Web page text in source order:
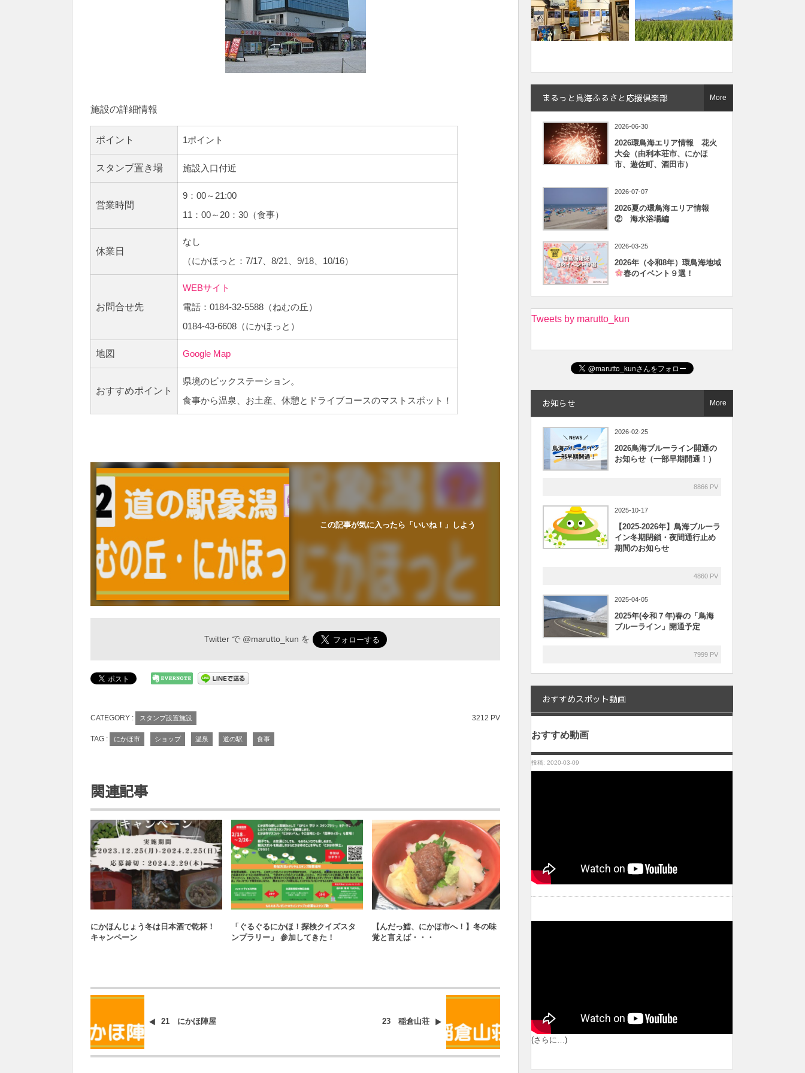
施設の詳細情報
ポイント 1ポイント
スタンプ置き場 施設入口付近
営業時間
9：00～21:00
11：00～20：30（食事）
休業日
なし
（にかほっと：7/17、8/21、9/18、10/16）
お問合せ先
WEBサイト
電話：0184-32-5588（ねむの丘）
0184-43-6608（にかほっと）
地図 Google Map
おすすめポイント
県境のビックステーション。
食事から温泉、お土産、休憩とドライブコースのマストスポット！
この記事が気に入ったら「いいね！」しよう
Twitter で @marutto_kun を
3212 PV
CATEGORY : スタンプ設置施設
TAG : にかほ市 ショップ 温泉 道の駅 食事
関連記事
にかほんじょう冬は日本酒で乾杯！
キャンペーン
「ぐるぐるにかほ！探検クイズスタ
ンプラリー」 参加してきた！
【んだっ鱈、にかほ市へ！】冬の味
覚と言えば・・・
21 にかほ陣屋 23 稲倉山荘
まるっと鳥海ふるさと応援倶楽部
2026-06-30
2026環鳥海エリア情報 花火
大会（由利本荘市、にかほ
市、遊佐町、酒田市）
2026-07-07
2026夏の環鳥海エリア情報
② 海水浴場編
2026-03-25
2026年（令和8年）環鳥海地域
春のイベント９選！
More
Tweets by marutto_kun
お知らせ
2026-02-25
2026鳥海ブルーライン開通の
お知らせ（一部早期開通！）
8866 PV
2025-10-17
【2025-2026年】鳥海ブルーラ
イン冬期閉鎖・夜間通行止め
期間のお知らせ
4860 PV
2025-04-05
2025年(令和７年)春の「鳥海
ブルーライン」開通予定
7999 PV
More
おすすめスポット動画
おすすめ動画
投稿: 2020-03-09
(さらに…)